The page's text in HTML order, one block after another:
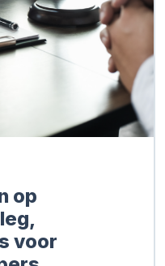
op
voor